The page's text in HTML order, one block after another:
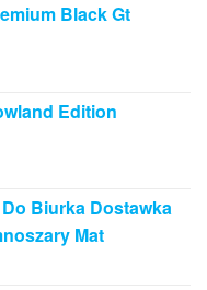
Black Gt
Edition
Biurka Dostawka
Mat